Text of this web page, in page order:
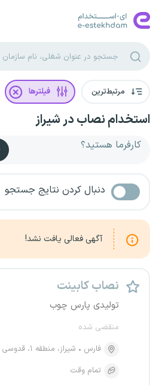
مرتبط‌ترین فیلترها
استخدام نصاب در شیراز
کارفرما هستید؟
دنبال کردن نتایج جستجو
آگهی فعالی یافت نشد!
نصاب کابینت
تولیدی پارس چوب
منقضی شده
فارس
شیراز، منطقه ۱، قدوسی غربی
تمام وقت